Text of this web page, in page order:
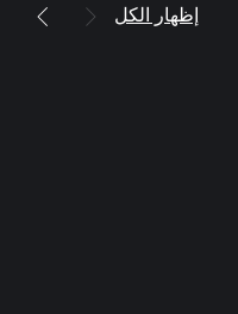
إظهار الكل